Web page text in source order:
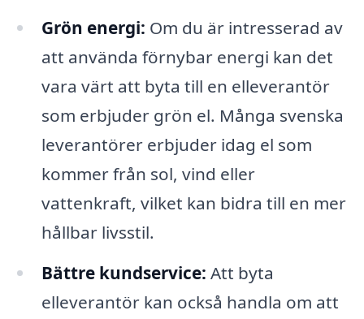
Grön energi: Om du är intresserad av
att använda förnybar energi kan det
vara värt att byta till en elleverantör
som erbjuder grön el. Många svenska
leverantörer erbjuder idag el som
kommer från sol, vind eller
vattenkraft, vilket kan bidra till en mer
hållbar livsstil.
Bättre kundservice: Att byta
elleverantör kan också handla om att